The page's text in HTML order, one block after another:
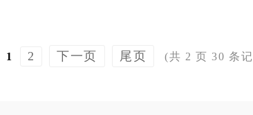
1 2 下一页 尾页 (共 2 页 30 条